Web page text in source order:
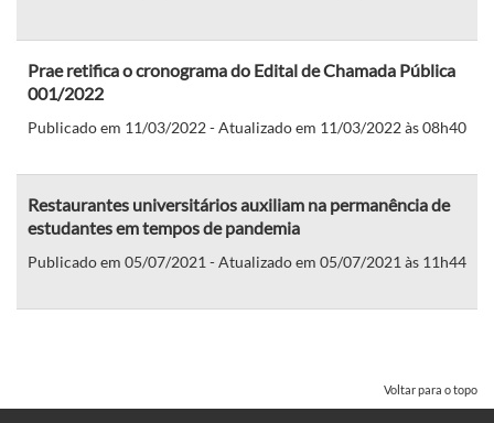
Prae retifica o cronograma do Edital de Chamada Pública
001/2022
Publicado em 11/03/2022 - Atualizado em 11/03/2022 às 08h40
Restaurantes universitários auxiliam na permanência de
estudantes em tempos de pandemia
Publicado em 05/07/2021 - Atualizado em 05/07/2021 às 11h44
Voltar para o topo